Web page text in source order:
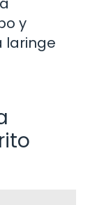
y
laringe